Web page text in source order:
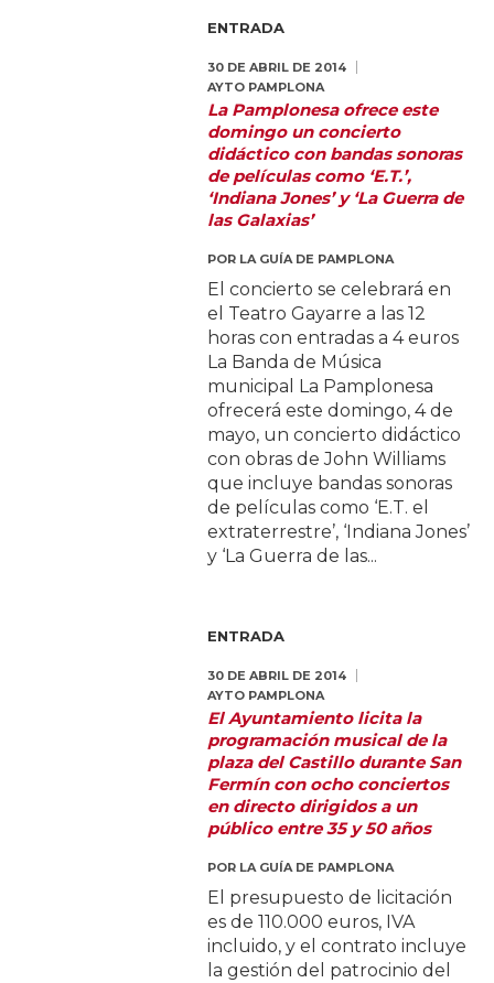
ENTRADA
30 DE ABRIL DE 2014
AYTO PAMPLONA
La Pamplonesa ofrece este
domingo un concierto
didáctico con bandas sonoras
de películas como ‘E.T.’,
‘Indiana Jones’ y ‘La Guerra de
las Galaxias’
POR LA GUÍA DE PAMPLONA
El concierto se celebrará en
el Teatro Gayarre a las 12
horas con entradas a 4 euros
La Banda de Música
municipal La Pamplonesa
ofrecerá este domingo, 4 de
mayo, un concierto didáctico
con obras de John Williams
que incluye bandas sonoras
de películas como ‘E.T. el
extraterrestre’, ‘Indiana Jones’
y ‘La Guerra de las...
ENTRADA
30 DE ABRIL DE 2014
AYTO PAMPLONA
El Ayuntamiento licita la
programación musical de la
plaza del Castillo durante San
Fermín con ocho conciertos
en directo dirigidos a un
público entre 35 y 50 años
POR LA GUÍA DE PAMPLONA
El presupuesto de licitación
es de 110.000 euros, IVA
incluido, y el contrato incluye
la gestión del patrocinio del